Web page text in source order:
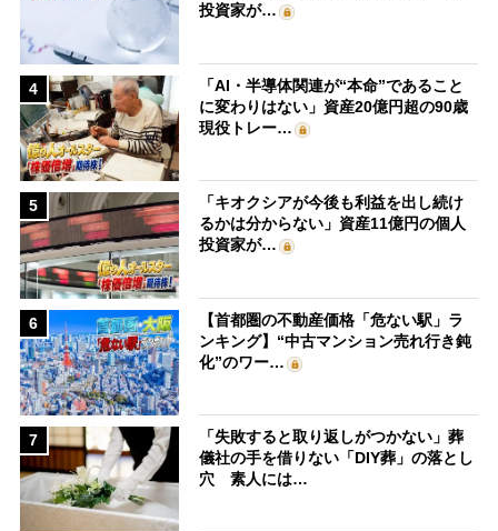
投資家が…
4
「AI・半導体関連が“本命”であること
に変わりはない」資産20億円超の90歳
現役トレー…
5
「キオクシアが今後も利益を出し続け
るかは分からない」資産11億円の個人
投資家が…
6
【首都圏の不動産価格「危ない駅」ラ
ンキング】“中古マンション売れ行き鈍
化”のワー…
7
「失敗すると取り返しがつかない」葬
儀社の手を借りない「DIY葬」の落とし
穴 素人には…